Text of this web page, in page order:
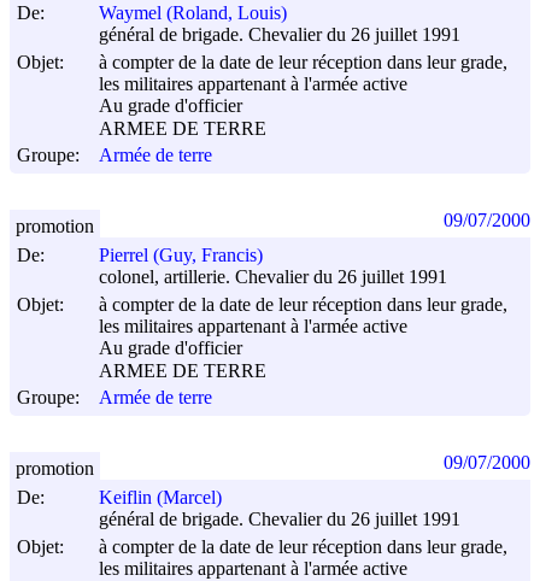
De:
Waymel (Roland, Louis)
général de brigade. Chevalier du 26 juillet 1991
Objet:
à compter de la date de leur réception dans leur grade,
les militaires appartenant à l'armée active
Au grade d'officier
ARMEE DE TERRE
Groupe:
Armée de terre
De:
Pierrel (Guy, Francis)
colonel, artillerie. Chevalier du 26 juillet 1991
Objet:
à compter de la date de leur réception dans leur grade,
les militaires appartenant à l'armée active
Au grade d'officier
ARMEE DE TERRE
Groupe:
Armée de terre
promotion 09/07/2000
De:
Keiflin (Marcel)
général de brigade. Chevalier du 26 juillet 1991
Objet:
à compter de la date de leur réception dans leur grade,
les militaires appartenant à l'armée active
promotion 09/07/2000